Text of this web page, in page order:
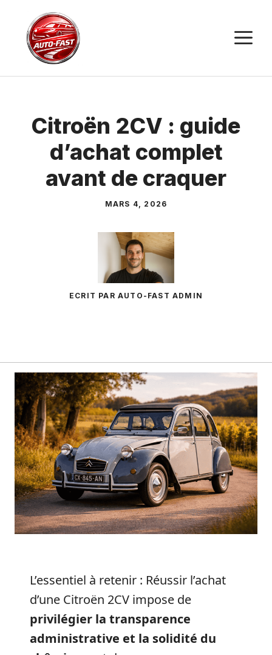
contenu
Citroën 2CV : guide
d’achat complet
avant de craquer
MARS 4, 2026
ECRIT PAR AUTO-FAST ADMIN
L’essentiel à retenir : Réussir l’achat
d’une Citroën 2CV impose de
privilégier la transparence
administrative et la solidité du